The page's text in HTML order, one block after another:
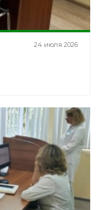
24 июля 2026